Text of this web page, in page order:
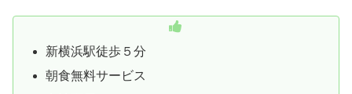
新横浜駅徒歩５分
朝食無料サービス